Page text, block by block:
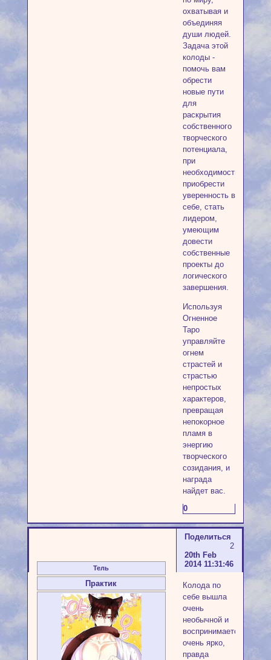
охватывая и
объединяя
души людей.
Задача этой
колоды -
помочь вам
обрести
новые пути
для
раскрытия
собственного
творческого
потенциала,
при
необходимости
приобрести
уверенность в
себе, стать
лидером,
умеющим
довести
собственные
проекты до
логического
завершения.
Используя
Огненное
Таро
управляйте
огнем
страстей и
страстью
непростых
характеров,
превращая
непокорное
пламя в
энергию
творческого
созидания, и
награда
найдет вас.
0
Поделиться
2
20th Feb
2014 11:31:46
Тель
Практик
Колода по
себе вышла
очень
необычной и
воспринимается
очень ярко,
правда